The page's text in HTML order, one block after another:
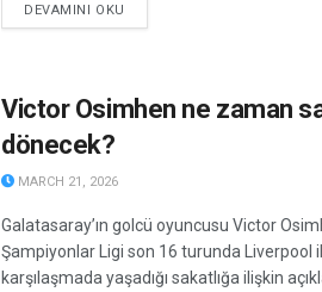
DEVAMINI OKU
Victor Osimhen ne zaman
dönecek?
MARCH 21, 2026
Galatasaray’ın golcü oyuncusu Victor
Şampiyonlar Ligi son 16 turunda Liverpool
karşılaşmada yaşadığı sakatlığa ilişkin